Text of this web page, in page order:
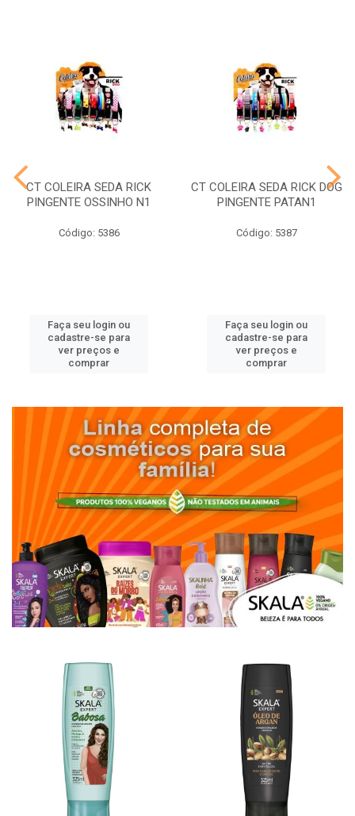
CT COLEIRA SEDA RICK
PINGENTE OSSINHO N1
Código: 5386
Faça seu login ou
cadastre-se para
ver preços e
comprar
CT COLEIRA SEDA RICK DOG
PINGENTE PATAN1
Código: 5387
Faça seu login ou
cadastre-se para
ver preços e
comprar